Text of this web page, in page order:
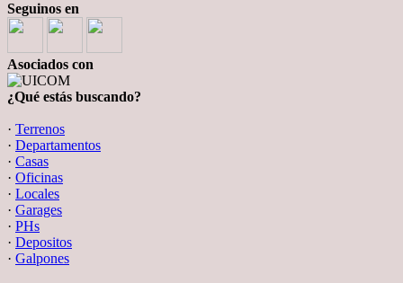
Seguinos en
Asociados con
¿Qué estás buscando?
· Terrenos
· Departamentos
· Casas
· Oficinas
· Locales
· Garages
· PHs
· Depositos
· Galpones